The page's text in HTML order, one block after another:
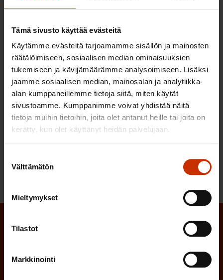
Tämä sivusto käyttää evästeitä
Käytämme evästeitä tarjoamamme sisällön ja mainosten
räätälöimiseen, sosiaalisen median ominaisuuksien
tukemiseen ja kävijämäärämme analysoimiseen. Lisäksi
jaamme sosiaalisen median, mainosalan ja analytiikka-
alan kumppaneillemme tietoja siitä, miten käytät
sivustoamme. Kumppanimme voivat yhdistää näitä
tietoja muihin tietoihin, joita olet antanut heille tai joita on
kerätty, kun olet käyttänyt heidän palvelujaan.
valinta
Välttämätön
Mieltymykset
Tilastot
Markkinointi
Pikalinkit
Liity ammattiliittoon
Löydä oma ammattiliittosi ja liity jo tänään.
Pysy ajan tasalla
Tilaa SAK:n uutiskirje.
Tunne oikeutesi
Tilaa SAK:n uutiskirje
Etunimi